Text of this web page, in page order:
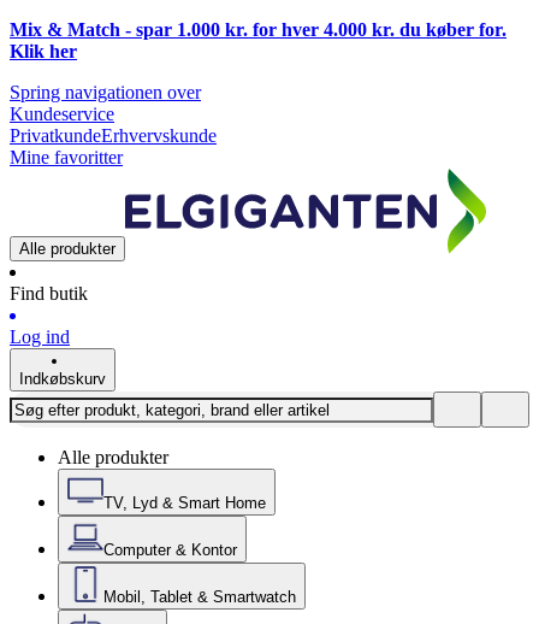
Mix & Match - spar 1.000 kr. for hver 4.000 kr. du køber for.
Klik her
Spring navigationen over
Kundeservice
PrivatkundeErhvervskunde
Mine favoritter
Alle produkter
Find butik
Log ind
Indkøbskurv
Alle produkter
TV, Lyd & Smart Home
Computer & Kontor
Mobil, Tablet & Smartwatch